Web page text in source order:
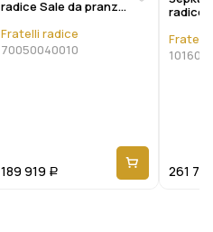
radice Sale da pranzo
Fratelli radice
70050040010
189 919 Р
radice
Fratelli
261